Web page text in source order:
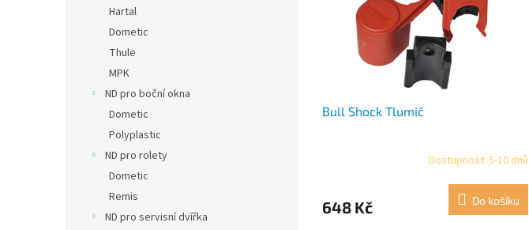
Hartal
Dometic
Thule
MPK
ND pro boční okna
Dometic
Polyplastic
ND pro rolety
Dometic
Remis
ND pro servisní dvířka
Bull Shock Tlumič
Dostupnost: 5-10 dnů
648 Kč Do košíku